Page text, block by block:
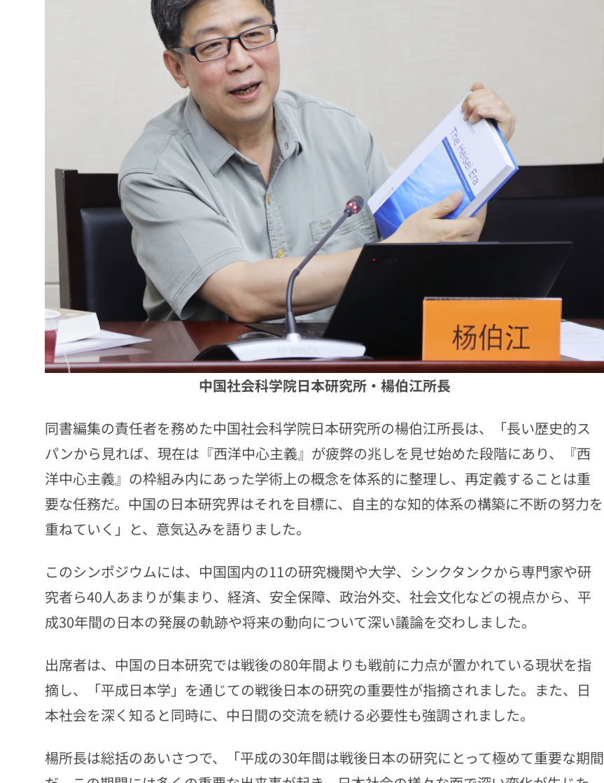
中国社会科学院日本研究所・楊伯江所長
同書編集の責任者を務めた中国社会科学院日本研究所の楊伯江所長は、「長い歴史的ス
パンから見れば、現在は『西洋中心主義』が疲弊の兆しを見せ始めた段階にあり、『西
洋中心主義』の枠組み内にあった学術上の概念を体系的に整理し、再定義することは重
要な任務だ。中国の日本研究界はそれを目標に、自主的な知的体系の構築に不断の努力を
重ねていく」と、意気込みを語りました。
このシンポジウムには、中国国内の11の研究機関や大学、シンクタンクから専門家や研
究者ら40人あまりが集まり、経済、安全保障、政治外交、社会文化などの視点から、平
成30年間の日本の発展の軌跡や将来の動向について深い議論を交わしました。
出席者は、中国の日本研究では戦後の80年間よりも戦前に力点が置かれている現状を指
摘し、「平成日本学」を通じての戦後日本の研究の重要性が指摘されました。また、日
本社会を深く知ると同時に、中日間の交流を続ける必要性も強調されました。
楊所長は総括のあいさつで、「平成の30年間は戦後日本の研究にとって極めて重要な期間